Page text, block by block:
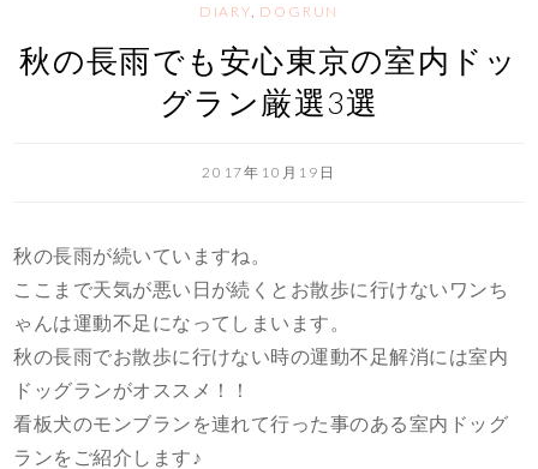
DIARY DOGRUN
秋の長雨でも安心東京の室内ドッ
グラン厳選3選
2017年10月19日
秋の長雨が続いていますね。
ここまで天気が悪い日が続くとお散歩に行けないワンち
ゃんは運動不足になってしまいます。
秋の長雨でお散歩に行けない時の運動不足解消には室内
ドッグランがオススメ！！
看板犬のモンブランを連れて行った事のある室内ドッグ
ランをご紹介します♪